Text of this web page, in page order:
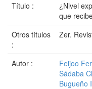
Título :
¿Nivel
que
Otros títulos
:
Zer.
Autor :
Feijoo
Sádaba
Bugueño